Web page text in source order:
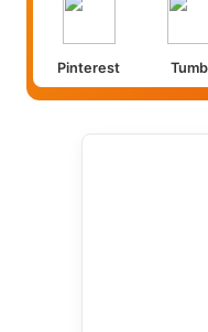
Pinterest